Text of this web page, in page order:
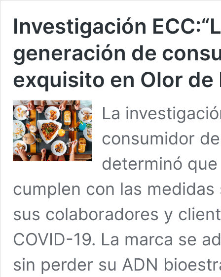
Investigación
generación de
exquisito en Olor de
La
consumidor
determinó
cumplen con las
sus colaboradores y
COVID-19. La marca se
sin perder su ADN